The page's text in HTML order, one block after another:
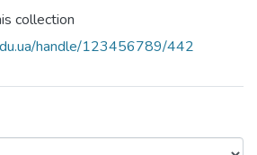
collection
handle/123456789/442